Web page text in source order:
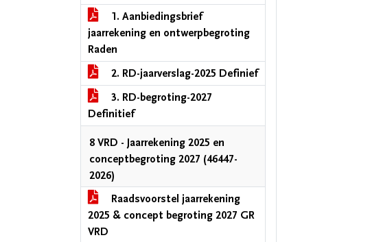
1. Aanbiedingsbrief
jaarrekening en ontwerpbegroting
Raden
2. RD-jaarverslag-2025 Definief
3. RD-begroting-2027
Definitief
8 VRD - Jaarrekening 2025 en
conceptbegroting 2027 (46447-
2026)
Raadsvoorstel jaarrekening
2025 & concept begroting 2027 GR
VRD